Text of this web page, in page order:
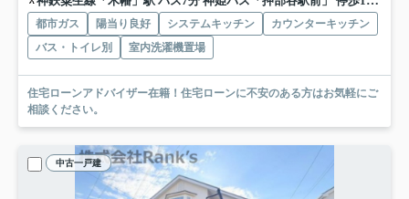
都市ガス 陽当り良好 システムキッチン
カウンターキッチン
バス・トイレ別
室内洗濯機置場
住宅ローンアドバイザー在籍！住宅ローンに不安のある方はお気軽にご
相談ください。
中古一戸建